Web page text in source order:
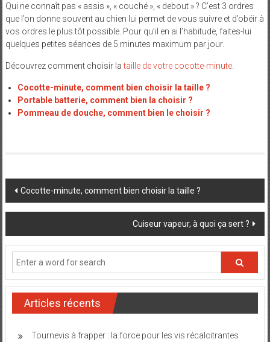
Qui ne connaît pas « assis », « couché », « debout » ? C’est 3 ordres
que l’on donne souvent au chien lui permet de vous suivre et d’obéir à
vos ordres le plus tôt possible. Pour qu’il en ai l’habitude, faites-lui
quelques petites séances de 5 minutes maximum par jour.
Découvrez comment choisir lataille de votre cocotte-minute.
Cocotte-minute, comment bien choisir la taille ?
Portable batterie, comment bien la choisir ?
Pommeau de douche, comment bien le choisir ?
Post
navigation
Cocotte-minute, comment bien choisir la taille ?
Cuiseur vapeur, à quoi ça sert ?
Articles récents
Tournevis à frapper : la force pour les vis récalcitrantes